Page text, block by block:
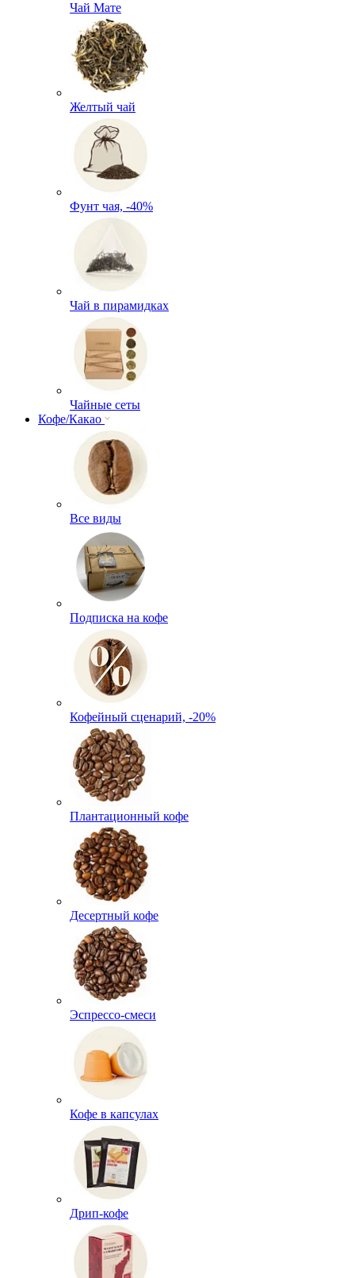
Чай Мате
Желтый чай
Фунт чая, -40%
Чай в пирамидках
Чайные сеты
Кофе/Какао
Все виды
Подписка на кофе
Кофейный сценарий, -20%
Плантационный кофе
Десертный кофе
Эспрессо-смеси
Кофе в капсулах
Дрип-кофе